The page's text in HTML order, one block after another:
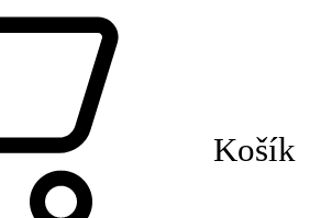
Košík